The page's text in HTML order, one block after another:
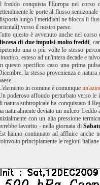
freddo conquista l'Europa nel corso
le porte al flusso
lungo i meridiani ne blocca il
verso il nostro paese.
questo è avvenuto anche nel
di due impulsi molto freddi,
una o più volte lo stesso
, esteso ad un'intera decade e
questo specifico caso una prima
la stessa provenienza e
in comune è comunque un'a
poderoso affondo perturbato verso le
natura subtropicale ha conquistato il
naturalmente deviato un nulceo
con un alta pressione
favorito - nella giornata di
hanno continuato ad affluire anche
principlamente le regioni